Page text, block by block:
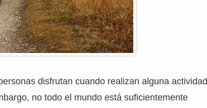
disfrutan cuando realizan alguna actividad
no todo el mundo está suficientemente